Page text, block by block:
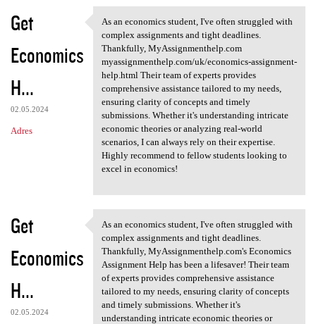
Get
Economics
H...
02.05.2024
Adres
As an economics student, I've
As an economics student, I've often struggled with
complex assignments and tight deadlines.
Thankfully, MyAssignmenthelp.com
myassignmenthelp.com/uk/economics-assignment-
help.html Their team of experts provides
comprehensive assistance tailored to my needs,
ensuring clarity of concepts and timely
submissions. Whether it's understanding intricate
economic theories or analyzing real-world
scenarios, I can always rely on their expertise.
Highly recommend to fellow students looking to
excel in economics!
Get
Economics
H...
02.05.2024
As an economics student, I've
As an economics student, I've often struggled with
complex assignments and tight deadlines.
Thankfully, MyAssignmenthelp.com's Economics
Assignment Help has been a lifesaver! Their team
of experts provides comprehensive assistance
tailored to my needs, ensuring clarity of concepts
and timely submissions. Whether it's
understanding intricate economic theories or